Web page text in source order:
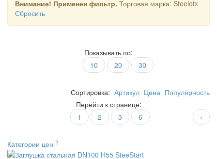
Внимание! Применен фильтр. Торговая марка: Steelotx
Сбросить
Показывать по:
10
20 30
Сортировка: Артикул Цена Популярность
Перейти к странице:
1
2 3 ›
6
Категории цен ?